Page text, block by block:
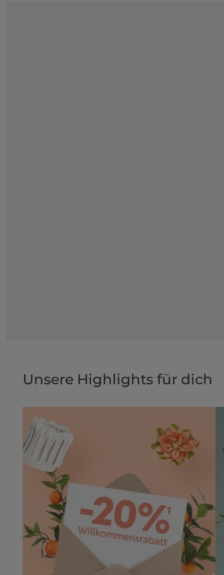
Unsere Highlights für dich